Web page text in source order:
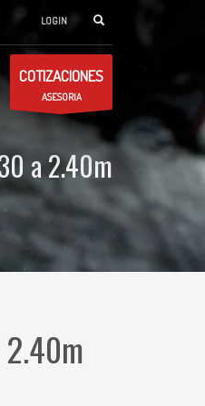
LOGIN
COTIZACIONES
ASESORIA
a 2.40m